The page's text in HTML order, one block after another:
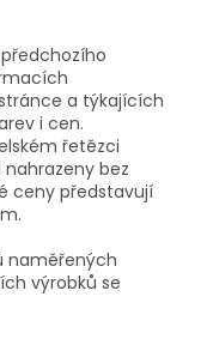
a týkajících
i cen.
řetězci
bez
ceny představují
naměřených
výrobků se